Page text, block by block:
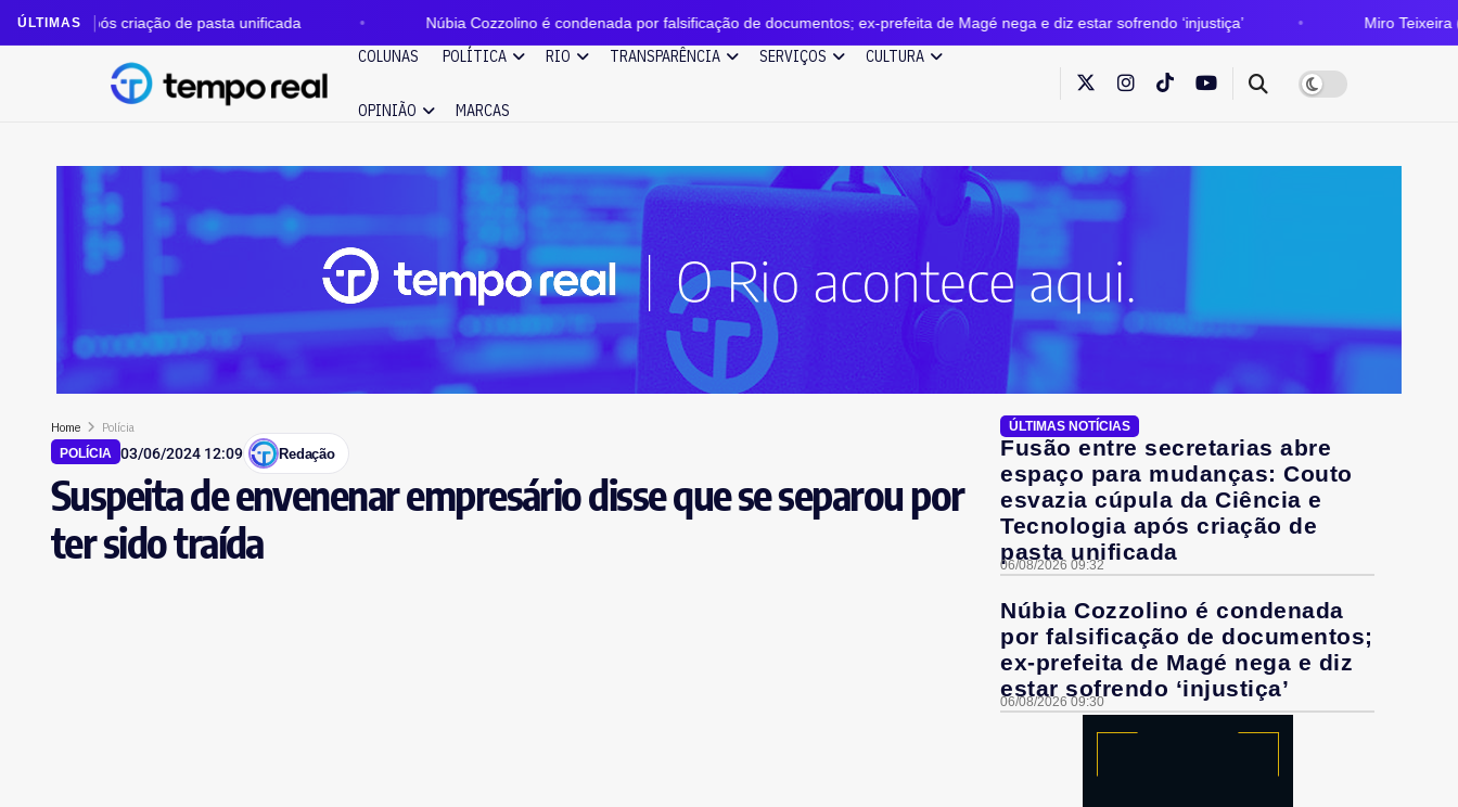
ÚLTIMAS
criação de pasta unificada Núbia Cozzolino é condenada por falsificação de documentos; ex-prefeita de Magé nega e diz estar sofrendo ‘injustiça’ Miro Teixeira (PDT) será o
COLUNAS POLÍTICA RIO TRANSPARÊNCIA SERVIÇOS CULTURA
OPINIÃO MARCAS
Home Polícia
POLÍCIA 03/06/2024 12:09 Redação
Suspeita de envenenar empresário disse que se separou por
ter sido traída
ÚLTIMAS NOTÍCIAS
Fusão entre secretarias abre
espaço para mudanças: Couto
esvazia cúpula da Ciência e
Tecnologia após criação de
pasta unificada
06/08/2026 09:32
Núbia Cozzolino é condenada
por falsificação de documentos;
ex-prefeita de Magé nega e diz
estar sofrendo ‘injustiça’
06/08/2026 09:30